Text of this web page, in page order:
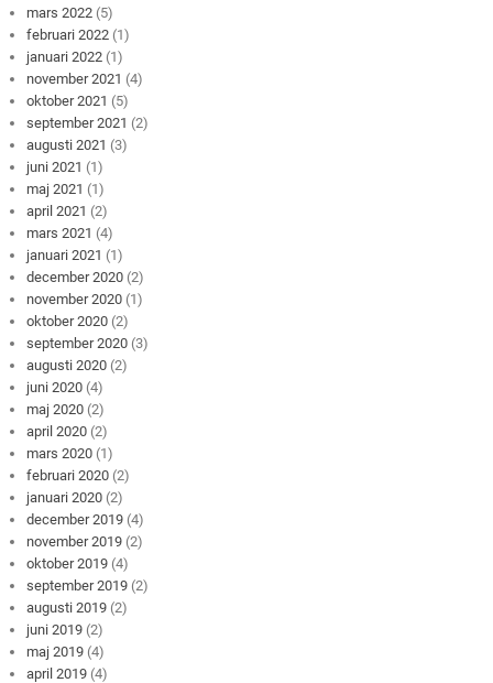
mars 2022 (5)
februari 2022 (1)
januari 2022 (1)
november 2021 (4)
oktober 2021 (5)
september 2021 (2)
augusti 2021 (3)
juni 2021 (1)
maj 2021 (1)
april 2021 (2)
mars 2021 (4)
januari 2021 (1)
december 2020 (2)
november 2020 (1)
oktober 2020 (2)
september 2020 (3)
augusti 2020 (2)
juni 2020 (4)
maj 2020 (2)
april 2020 (2)
mars 2020 (1)
februari 2020 (2)
januari 2020 (2)
december 2019 (4)
november 2019 (2)
oktober 2019 (4)
september 2019 (2)
augusti 2019 (2)
juni 2019 (2)
maj 2019 (4)
april 2019 (4)